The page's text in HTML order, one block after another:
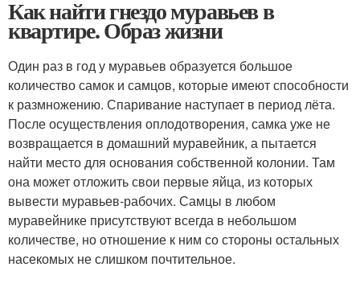
Как найти гнездо муравьев в
квартире. Образ жизни
Один раз в год у муравьев образуется большое
количество самок и самцов, которые имеют способности
к размножению. Спаривание наступает в период лёта.
После осуществления оплодотворения, самка уже не
возвращается в домашний муравейник, а пытается
найти место для основания собственной колонии. Там
она может отложить свои первые яйца, из которых
вывести муравьев-рабочих. Самцы в любом
муравейнике присутствуют всегда в небольшом
количестве, но отношение к ним со стороны остальных
насекомых не слишком почтительное.